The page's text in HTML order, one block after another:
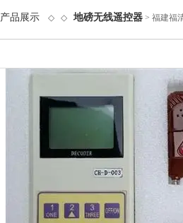
产品展示 ◇ ◇ 地磅无线遥控器 > 福建福